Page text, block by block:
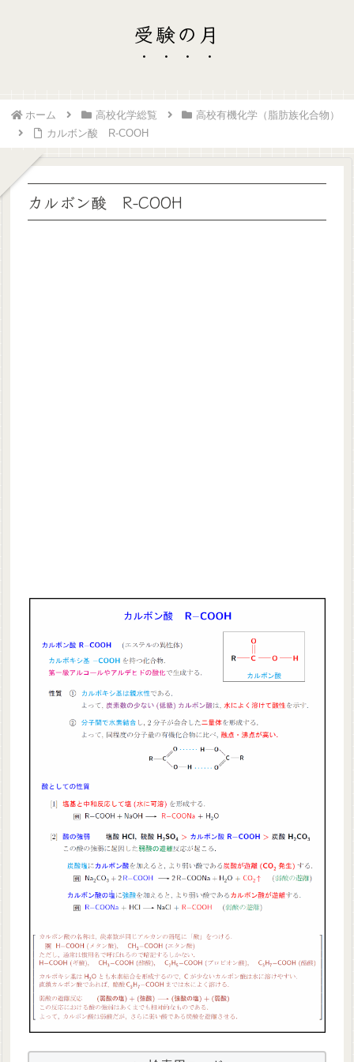
受験の月
ホーム 高校化学総覧
高校有機化学（脂肪族化合物）
カルボン酸 R-COOH
カルボン酸 R-COOH